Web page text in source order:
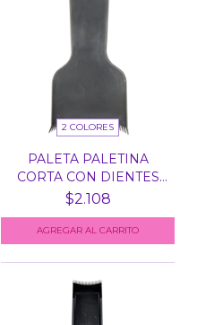
2 COLORES
PALETA PALETINA
CORTA CON DIENTES
BALAYA...
$2.108
AGREGAR AL CARRITO